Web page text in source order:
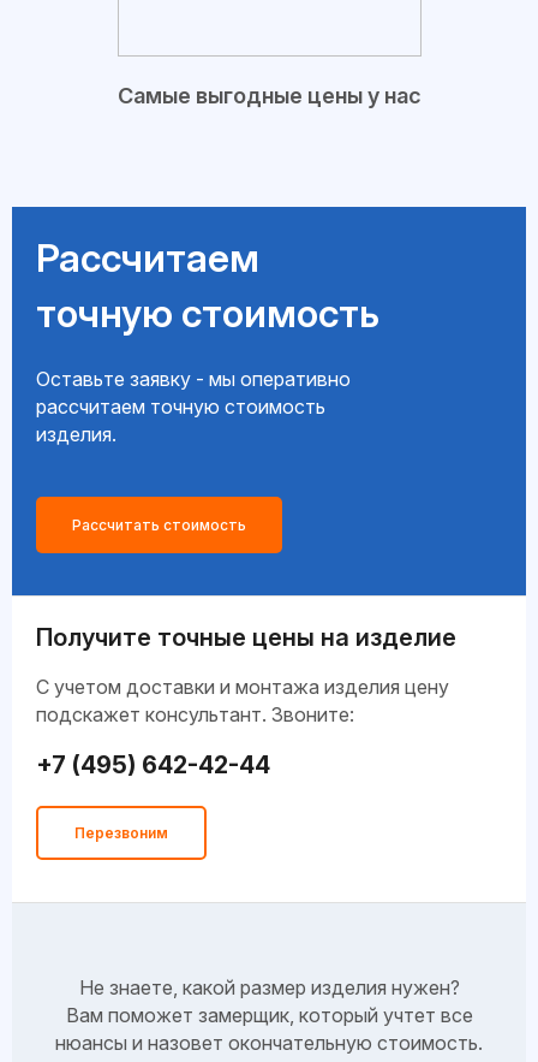
Самые выгодные цены у нас
Рассчитаем
точную стоимость
Оставьте заявку - мы оперативно
рассчитаем точную стоимость
изделия.
Рассчитать стоимость
Получите точные цены на изделие
C учетом доставки и монтажа изделия цену
подскажет консультант. Звоните:
+7 (495) 642-42-44
Перезвоним
Не знаете, какой размер изделия нужен?
Вам поможет замерщик, который учтет все
нюансы и назовет окончательную стоимость.